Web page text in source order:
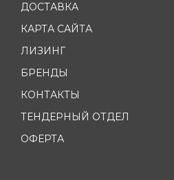
ДОСТАВКА
КАРТА САЙТА
ЛИЗИНГ
БРЕНДЫ
КОНТАКТЫ
ТЕНДЕРНЫЙ ОТДЕЛ
ОФЕРТА